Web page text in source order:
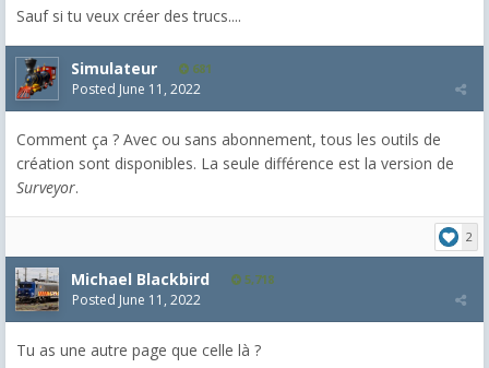
Sauf si tu veux créer des trucs....
Simulateur 681
Posted June 11, 2022
Comment ça ? Avec ou sans abonnement, tous les outils de
création sont disponibles. La seule différence est la version de
Surveyor.
2
Michael Blackbird 5,718
Posted June 11, 2022
Tu as une autre page que celle là ?